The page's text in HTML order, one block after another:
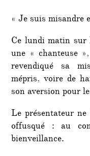
« Je suis misandre
Ce lundi matin
une « chanteuse
revendiqué sa
mépris, voire de
son aversion pour
Le présentateur ne
offusqué : au
bienveillance.